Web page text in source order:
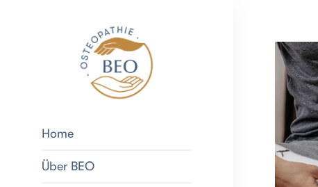
Home
Über BEO